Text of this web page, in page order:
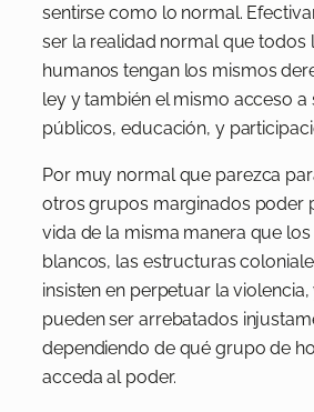
sentirse como lo normal.
ser la realidad normal que todos
humanos tengan los mismos
ley y también el mismo acceso a
públicos, educación, y
Por muy normal que parezca
otros grupos marginados poder
vida de la misma manera que
blancos, las estructuras
insisten en perpetuar la
pueden ser arrebatados
dependiendo de qué grupo de
acceda al poder.